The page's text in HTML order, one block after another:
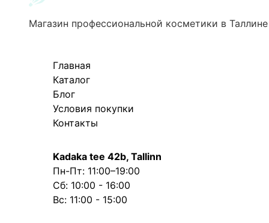
Магазин профессиональной косметики в Таллине
Главная
Каталог
Блог
Условия покупки
Контакты
Kadaka tee 42b, Tallinn
Пн-Пт: 11:00–19:00
Сб: 10:00 - 16:00
Вс: 11:00 - 15:00